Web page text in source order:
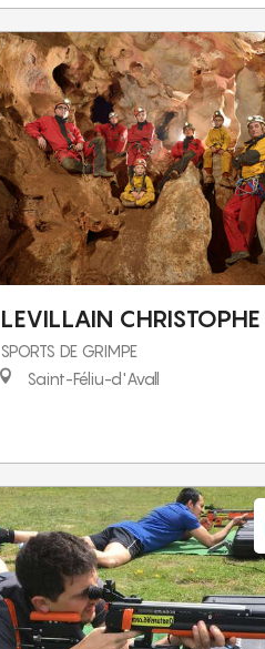
LEVILLAIN CHRISTOPHE
SPORTS DE GRIMPE
Saint-Féliu-d'Avall